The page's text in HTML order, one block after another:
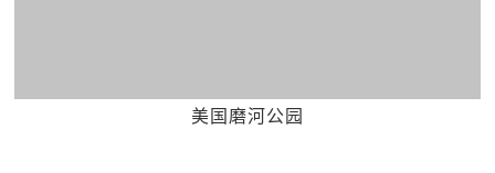
美国磨河公园